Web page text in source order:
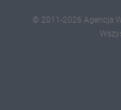
© 2011-2026 Agencja